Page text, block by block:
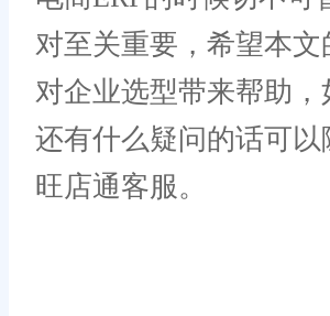
对至关重要，希望本文
对企业选型带来帮助，
还有什么疑问的话可以
旺店通客服。